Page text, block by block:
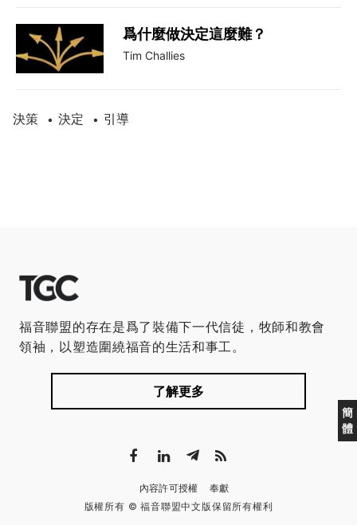
爲什麼做決定這麼難？
Tim Challies
決策 • 決定 • 引導
簡
體
福音聯盟的存在是爲了裝備下一代信徒，牧師和教會
領袖，以塑造圍繞福音的生活和事工。
了解更多
內容許可授權
奉獻
版權所有 © 福音聯盟中文版保留所有權利